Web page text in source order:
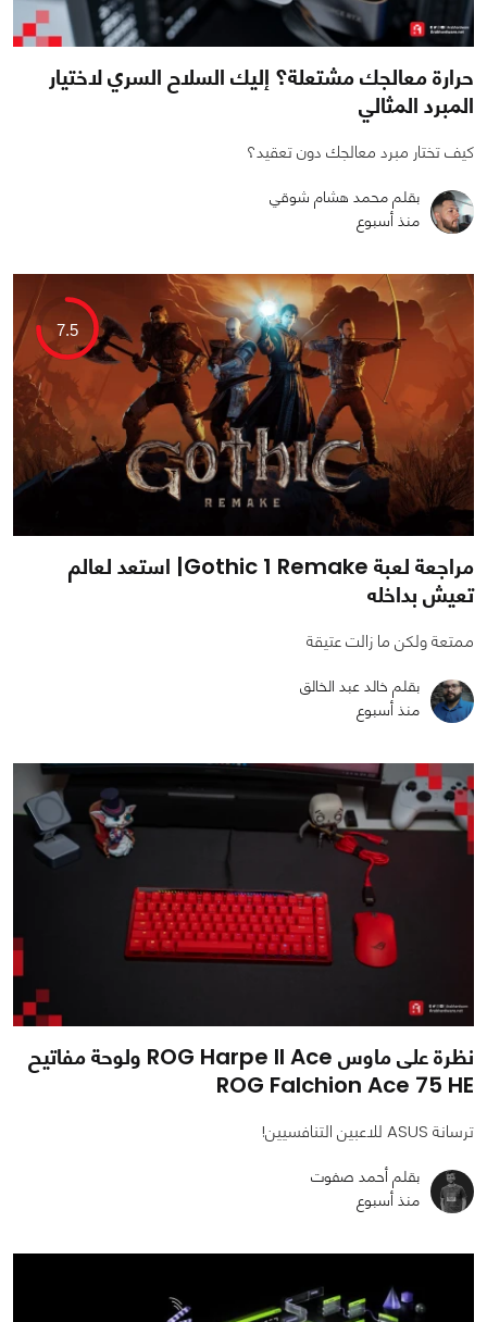
1056
0
حرارة معالجك مشتعلة؟ إليك السلاح السري لاختيار
المبرد المثالي
كيف تختار مبرد معالجك دون تعقيد؟
بقلم محمد هشام شوقي
منذ أسبوع
7.5
1589
مراجعة لعبة Gothic 1 Remake| استعد لعالم
تعيش بداخله
ممتعة ولكن ما زالت عتيقة
بقلم خالد عبد الخالق
منذ أسبوع
نظرة على ماوس ROG Harpe II Ace ولوحة مفاتيح
ROG Falchion Ace 75 HE
ترسانة ASUS للاعبين التنافسيين!
بقلم أحمد صفوت
منذ أسبوع